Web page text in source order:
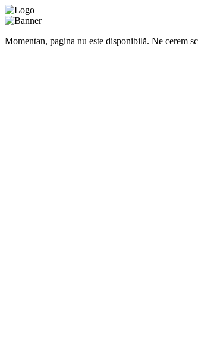
Momentan, pagina nu este disponibilă. Ne cerem